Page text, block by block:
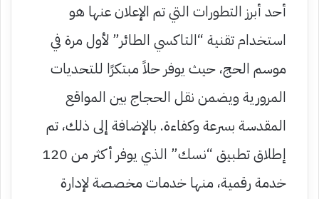
أحد أبرز التطورات التي تم الإعلان عنها هو
استخدام تقنية “التاكسي الطائر” لأول مرة في
موسم الحج، حيث يوفر حلاً مبتكرًا للتحديات
المرورية ويضمن نقل الحجاج بين المواقع
المقدسة بسرعة وكفاءة. بالإضافة إلى ذلك، تم
إطلاق تطبيق “نسك” الذي يوفر أكثر من 120
خدمة رقمية، منها خدمات مخصصة لإدارة